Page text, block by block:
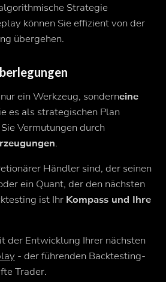
Strategie
können Sie effizient von der
übergehen.
ein Werkzeug, sonderneine
es als strategischen Plan
Vermutungen durch
.
Händler sind, der seinen
ein Quant, der den nächsten
ist Ihr Kompass und Ihre
der Entwicklung Ihrer nächsten
- der führenden Backtesting-
Trader.